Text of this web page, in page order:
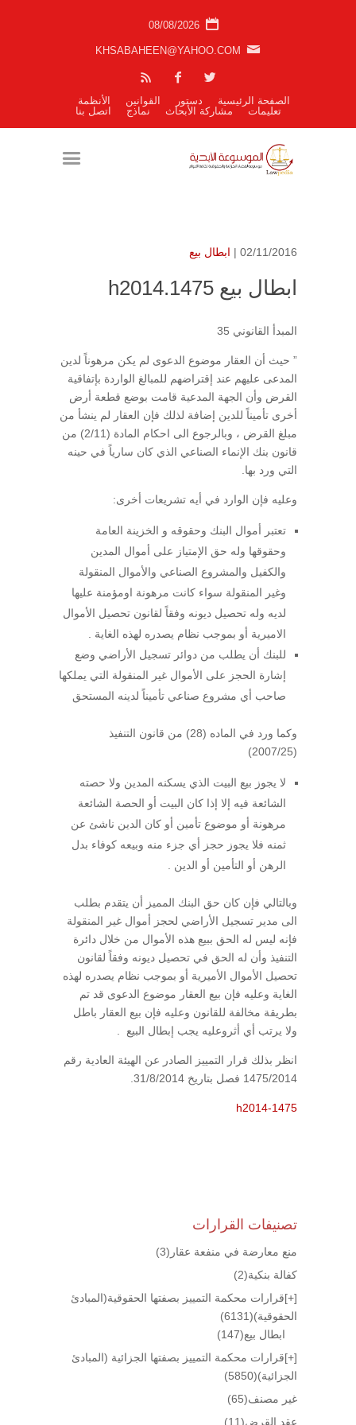
08/08/2026
KHSABAHEEN@YAHOO.COM
الصفحة الرئيسية دستور القوانين
الأنظمة
تعليمات
مشاركة الأبحاث نماذج اتصل بنا
02/11/2016 | ابطال بيع
ابطال بيع h2014.1475
المبدأ القانوني 35
” حيث أن العقار موضوع الدعوى لم يكن مرهوناً لدين
المدعى عليهم عند إقتراضهم للمبالغ الواردة بإتفاقية
القرض وأن الجهة المدعية قامت بوضع قطعة أرض
أخرى تأميناً للدين إضافة لذلك فإن العقار لم ينشأ من
مبلغ القرض ، وبالرجوع الى احكام المادة (2/11) من
قانون بنك الإنماء الصناعي الذي كان سارياً في حينه
التي ورد بها.
وعليه فإن الوارد في أيه تشريعات أخرى:
تعتبر أموال البنك وحقوقه و الخزينة العامة
وحقوقها وله حق الإمتياز على أموال المدين
والكفيل والمشروع الصناعي والأموال المنقولة
وغير المنقولة سواء كانت مرهونة اومؤمنة عليها
لديه وله تحصيل ديونه وفقاً لقانون تحصيل الأموال
الاميرية أو بموجب نظام يصدره لهذه الغاية .
للبنك أن يطلب من دوائر تسجيل الأراضي وضع
إشارة الحجز على الأموال غير المنقولة التي يملكها
صاحب أي مشروع صناعي تأميناً لدينه المستحق
وكما ورد في الماده (28) من قانون التنفيذ
(2007/25)
لا يجوز بيع البيت الذي يسكنه المدين ولا حصته
الشائعة فيه إلا إذا كان البيت أو الحصة الشائعة
مرهونة أو موضوع تأمين أو كان الدين ناشئ عن
ثمنه فلا يجوز حجز أي جزء منه وبيعه كوفاء بدل
الرهن أو التأمين أو الدين .
وبالتالي فإن كان حق البنك المميز أن يتقدم بطلب
الى مدير تسجيل الأراضي لحجز أموال غير المنقولة
فإنه ليس له الحق ببيع هذه الأموال من خلال دائرة
التنفيذ وأن له الحق في تحصيل ديونه وفقاً لقانون
تحصيل الأموال الأميرية أو بموجب نظام يصدره لهذه
الغاية وعليه فإن بيع العقار موضوع الدعوى قد تم
بطريقة مخالفة للقانون وعليه فإن بيع العقار باطل
ولا يرتب أي أثروعليه يجب إبطال البيع .
انظر بذلك قرار التمييز الصادر عن الهيئة العادية رقم
1475/2014 فصل بتاريخ 31/8/2014.
h2014-1475
تصنيفات القرارات
منع معارضة في منفعة عقار (3)
كفالة بنكية(2)
[+]قرارات محكمة التمييز بصفتها الحقوقية(المبادئ
الحقوقية)(6131)
ابطال بيع(147)
[+]قرارات محكمة التمييز بصفتها الجزائية (المبادئ
الجزائية)(5850)
غير مصنف(65)
عقد القرض(11)